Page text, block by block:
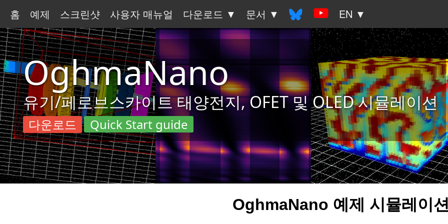
홈 예제 스크린샷 사용자 매뉴얼 다운로드 ▼ 문서 ▼ EN ▼
OghmaNano
유기/페로브스카이트 태양전지, OFET 및 OLED 시뮬레이션
다운로드 Quick Start guide
OghmaNano 예제 시뮬레이